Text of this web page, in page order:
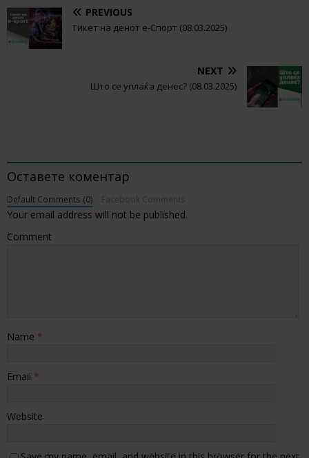
PREVIOUS
Тикет на денот е-Спорт (08.03.2025)
NEXT
Што се уплаќа денес? (08.03.2025)
Оставете коментар
Default Comments (0)
Your email address will not be published.
Comment
Name *
Email *
Website